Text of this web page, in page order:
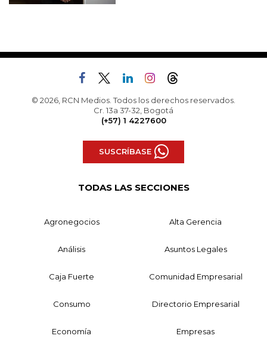
© 2026, RCN Medios. Todos los derechos reservados.
Cr. 13a 37-32, Bogotá
(+57) 1 4227600
SUSCRÍBASE
TODAS LAS SECCIONES
Agronegocios Alta Gerencia
Análisis Asuntos Legales
Caja Fuerte Comunidad Empresarial
Consumo Directorio Empresarial
Economía Empresas